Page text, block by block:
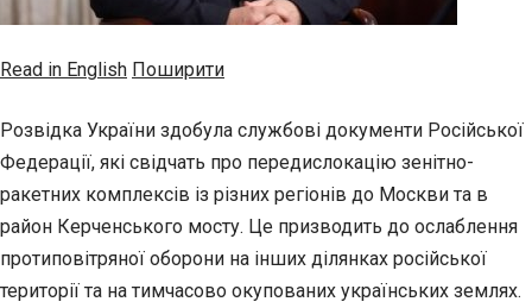
Read in English Поширити
Розвідка України здобула службові документи Російської
Федерації, які свідчать про передислокацію зенітно-
ракетних комплексів із різних регіонів до Москви та в
район Керченського мосту. Це призводить до ослаблення
протиповітряної оборони на інших ділянках російської
території та на тимчасово окупованих українських землях.